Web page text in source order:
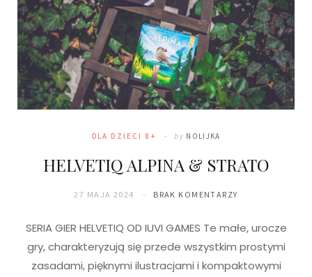
DLA DZIECI 8+ by NOLIJKA
HELVETIQ ALPINA & STRATO
27 MAJA 2024 BRAK KOMENTARZY
SERIA GIER HELVETIQ OD IUVI GAMES Te małe, urocze
gry, charakteryzują się przede wszystkim prostymi
zasadami, pięknymi ilustracjami i kompaktowymi